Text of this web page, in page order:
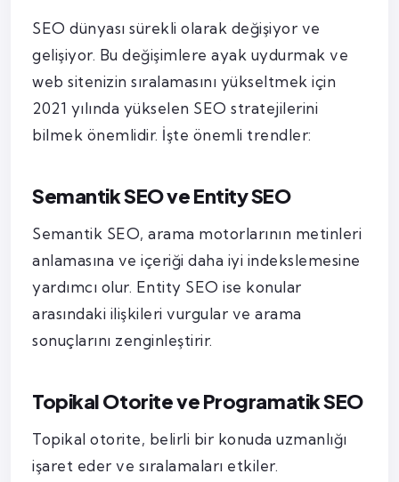
SEO dünyası sürekli olarak değişiyor ve
gelişiyor. Bu değişimlere ayak uydurmak ve
web sitenizin sıralamasını yükseltmek için
2021 yılında yükselen SEO stratejilerini
bilmek önemlidir. İşte önemli trendler:
Semantik SEO ve Entity SEO
Semantik SEO, arama motorlarının metinleri
anlamasına ve içeriği daha iyi indekslemesine
yardımcı olur. Entity SEO ise konular
arasındaki ilişkileri vurgular ve arama
sonuçlarını zenginleştirir.
Topikal Otorite ve Programatik SEO
Topikal otorite, belirli bir konuda uzmanlığı
işaret eder ve sıralamaları etkiler.